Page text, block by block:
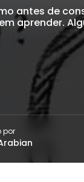
antes de
aprender.
por